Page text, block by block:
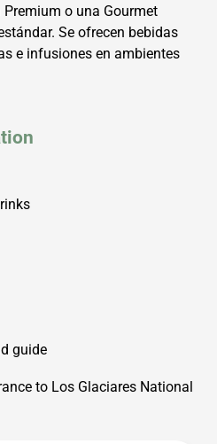
o una Gourmet
Se ofrecen bebidas
e infusiones en ambientes
guide
to Los Glaciares National